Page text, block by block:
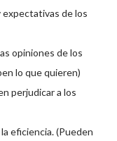
expectativas de los
opiniones de los
lo que quieren)
perjudicar a los
eficiencia. (Pueden